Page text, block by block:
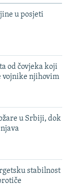
u posjeti
od čovjeka koji
vojnike njihovim
u Srbiji, dok
stabilnost